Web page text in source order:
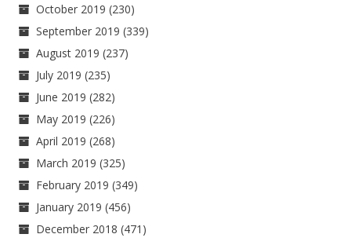
October 2019 (230)
September 2019 (339)
August 2019 (237)
July 2019 (235)
June 2019 (282)
May 2019 (226)
April 2019 (268)
March 2019 (325)
February 2019 (349)
January 2019 (456)
December 2018 (471)